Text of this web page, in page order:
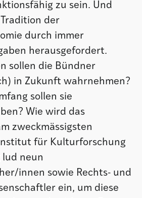
zu sein. Und
der
durch immer
herausgefordert.
sollen die Bündner
in Zukunft wahrnehmen?
sollen sie
Wie wird das
zweckmässigsten
für Kulturforschung
lud neun
innen sowie Rechts- und
ein, um diese